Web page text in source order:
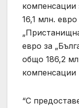
компенсации
16,1 млн.
евро за
общо 186,2
компенсации
“С